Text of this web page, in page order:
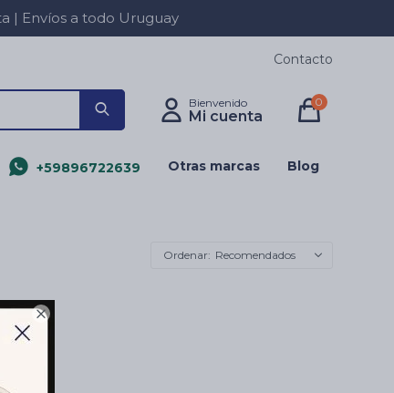

| Envíos a todo Uruguay
+59896722639 Otras marcas Blog
0
Contacto
Recomendados